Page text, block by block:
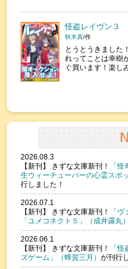
怪盗レイヴン３
秋木真/作
とうとうきました
れってことは幸樹
ぐ買います！楽し
2026.08.3
【新刊】
きずな文庫新刊！ 「
生ウィーチューバーの心霊スポ
行しました！
2026.07.1
【新刊】
きずな文庫新刊！ 「
「ユメコネクト５」（成井露丸）
2026.06.1
【新刊】
きずな文庫新刊！ 「
ズゲーム」（蜂賀三月） が刊行